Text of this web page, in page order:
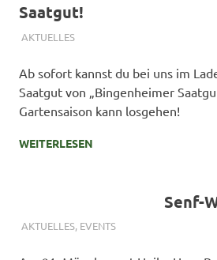
Saatgut!
4. MÄRZ 2024
SIMONE SCHMIDT
AKTUELLES
Ab sofort kannst du bei uns im
Saatgut von „Bingenheimer
Gartensaison kann losgehen!
WEITERLESEN
Senf-
4. MÄRZ 2024
SIMONE SCHMIDT
AKTUELLES, EVENTS